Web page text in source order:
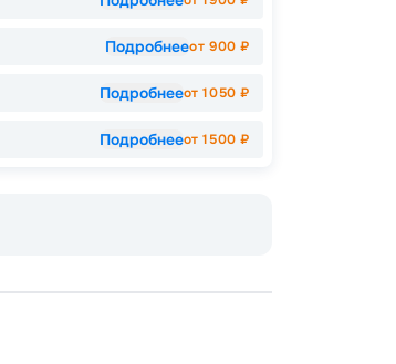
Подробнееот 900 ₽
Подробнееот1050 ₽
Подробнееот1500 ₽